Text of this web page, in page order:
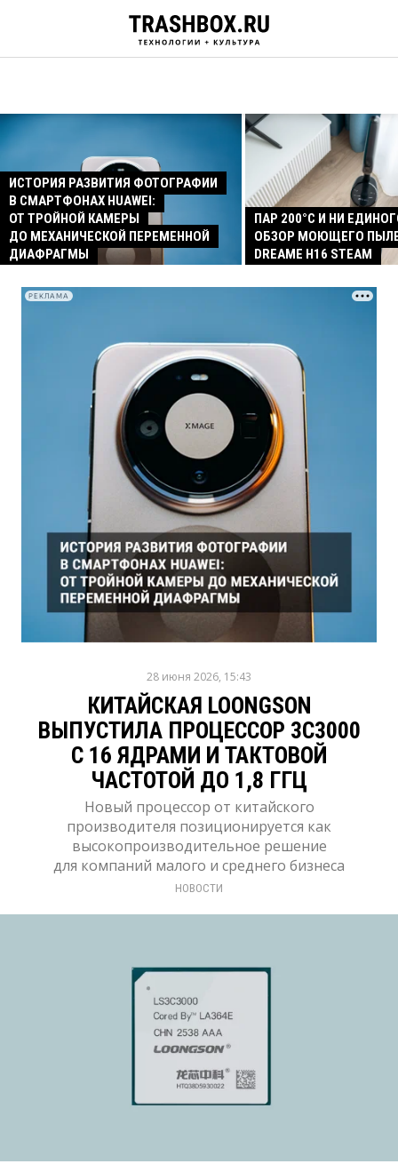
ИСТОРИЯ РАЗВИТИЯ ФОТОГРАФИИ
В СМАРТФОНАХ HUAWEI:
ОТ ТРОЙНОЙ КАМЕРЫ
ДО МЕХАНИЧЕСКОЙ ПЕРЕМЕННОЙ
ДИАФРАГМЫ
ПАР 200°C И НИ
ОБЗОР МОЮЩЕГО
DREAME H16 STEAM
РЕКЛАМА
28 июня 2026, 15:43
КИТАЙСКАЯ LOONGSON
ВЫПУСТИЛА ПРОЦЕССОР 3C3000
С 16 ЯДРАМИ И ТАКТОВОЙ
ЧАСТОТОЙ ДО 1,8 ГГЦ
Новый процессор от китайского
производителя позиционируется как
высокопроизводительное решение
для компаний малого и среднего бизнеса
НОВОСТИ